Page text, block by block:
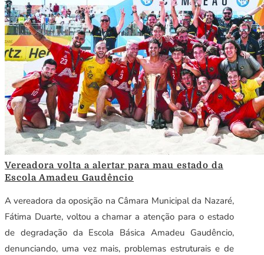
Vereadora volta a alertar para mau estado da
Escola Amadeu Gaudêncio
A vereadora da oposição na Câmara Municipal da Nazaré,
Fátima Duarte, voltou a chamar a atenção para o estado
de degradação da Escola Básica Amadeu Gaudêncio,
denunciando, uma vez mais, problemas estruturais e de